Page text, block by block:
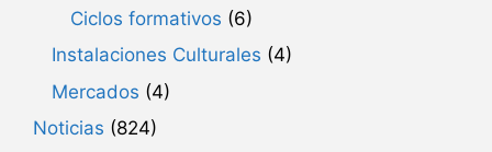
Ciclos formativos (6)
Instalaciones Culturales (4)
Mercados (4)
Noticias (824)